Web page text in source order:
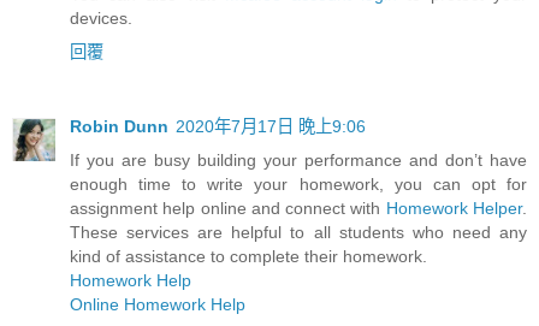
devices.
回覆
Robin Dunn 2020年7月17日 晚上9:06
If you are busy building your performance and don’t have
enough time to write your homework, you can opt for
assignment help online and connect with Homework Helper.
These services are helpful to all students who need any
kind of assistance to complete their homework.
Homework Help
Online Homework Help